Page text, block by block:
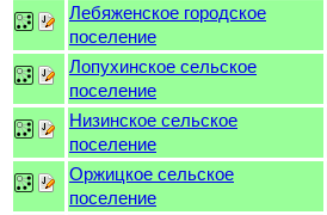
Лебяженское городское
поселение
Лопухинское сельское
поселение
Низинское сельское
поселение
Оржицкое сельское
поселение